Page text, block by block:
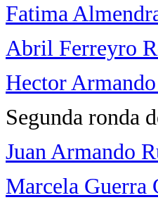
Fatima
Abril Ferreyro
Hector
Segunda ronda
Juan Armando
Marcela Guerra